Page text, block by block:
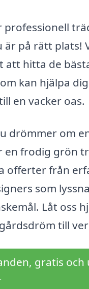
professionell
är på rätt plats!
att hitta de
kan hjälpa
en vacker oas.
drömmer om
en frodig grön
offerter från
som
Låt oss
till
gratis och